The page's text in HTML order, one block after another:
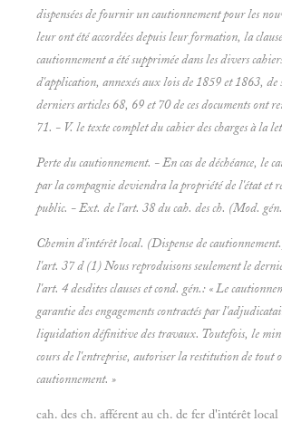
dispensées de fournir un cautionnement pour les
leur ont été accordées depuis leur formation, la
cautionnement a été supprimée dans les divers
d'application, annexés aux lois de 1859 et 1863, de
derniers articles 68, 69 et 70 de ces documents ont
71. - V. le texte complet du cahier des charges à la
Perte du cautionnement. - En cas de déchéance, le
par la compagnie deviendra la propriété de l'état et
public. - Ext. de l'art. 38 du cah. des ch. (Mod.
Chemin d'intérêt local. (Dispense de
l'art. 37 d (1) Nous reproduisons seulement le
l'art. 4 desdites clauses et cond. gén.: « Le
garantie des engagements contractés par
liquidation définitive des travaux. Toutefois, le
cours de l'entreprise, autoriser la restitution de tout
cautionnement. »
cah. des ch. afférent au ch. de fer d'intérêt